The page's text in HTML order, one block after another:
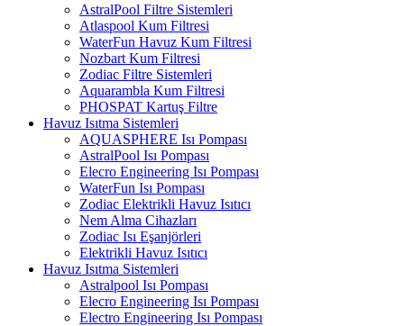
AstralPool Filtre Sistemleri
Atlaspool Kum Filtresi
WaterFun Havuz Kum Filtresi
Nozbart Kum Filtresi
Zodiac Filtre Sistemleri
Aquarambla Kum Filtresi
PHOSPAT Kartuş Filtre
Havuz Isıtma Sistemleri
AQUASPHERE Isı Pompası
AstralPool Isı Pompası
Elecro Engineering Isı Pompası
WaterFun Isı Pompası
Zodiac Elektrikli Havuz Isıtıcı
Nem Alma Cihazları
Zodiac Isı Eşanjörleri
Elektrikli Havuz Isıtıcı
Havuz Isıtma Sistemleri
Astralpool Isı Pompası
Elecro Engineering Isı Pompası
Electro Engineering Isı Pompası